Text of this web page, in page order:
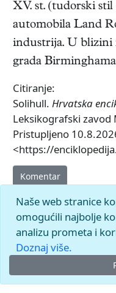
XV. st. (tudorski
automobila Land
industrija. U blizini
grada
Citiranje:
Solihull. Hrvatska
Leksikografski zavod
Pristupljeno
<https://
Komentar
Naše web stranice
omogućili najbolje
analizu prometa i
Doznaj više.
© 2026.